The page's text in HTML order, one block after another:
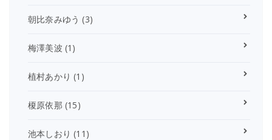
朝比奈みゆう (3)
梅澤美波 (1)
植村あかり (1)
榎原依那 (15)
池本しおり (11)